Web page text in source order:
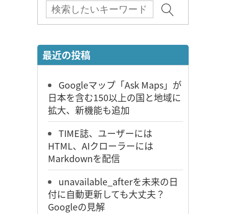
最近の投稿
Googleマップ「Ask Maps」が
日本を含む150以上の国と地域に
拡大、新機能も追加
TIME誌、ユーザーには
HTML、AIクローラーには
Markdownを配信
unavailable_afterを未来の日
付に自動更新しても大丈夫？
Googleの見解